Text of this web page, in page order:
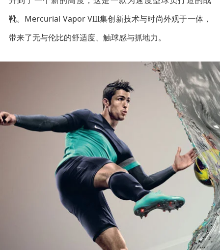
靴。Mercurial Vapor VIII集创新技术与时尚外观于一体，
带来了无与伦比的舒适度、触球感与抓地力。